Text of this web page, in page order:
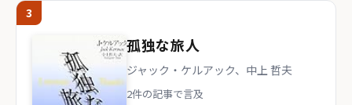
3
孤独な旅人
ジャック・ケルアック、中上 哲夫
2件の記事で言及